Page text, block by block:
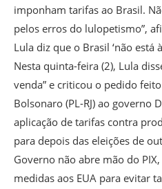
imponham tarifas ao Brasil.
pelos erros do lulopetismo”,
Lula diz que o Brasil ‘não está
Nesta quinta-feira (2), Lula
venda” e criticou o pedido
Bolsonaro (PL-RJ) ao governo
aplicação de tarifas contra
para depois das eleições de
Governo não abre mão do
medidas aos EUA para evitar